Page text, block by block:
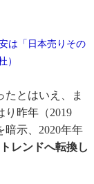
は「日本売りその
）
とはいえ、ま
り昨年（2019
暗示、2020年年
レンドへ転換し